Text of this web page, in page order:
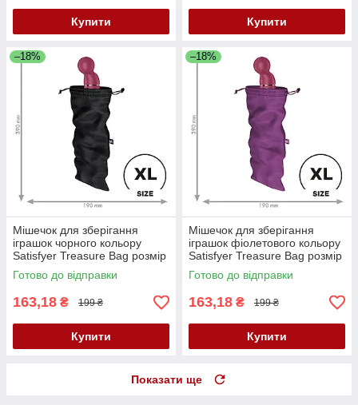
Купити Купити
–18%
Мішечок для зберігання
іграшок чорного кольору
Satisfyer Treasure Bag розмір
XL Кайф
Готово до відправки
163,18 ₴ 199 ₴
Купити
–18%
Мішечок для зберігання
іграшок фіолетового кольору
Satisfyer Treasure Bag розмір
XL Кайф
Готово до відправки
163,18 ₴ 199 ₴
Купити
Показати ще